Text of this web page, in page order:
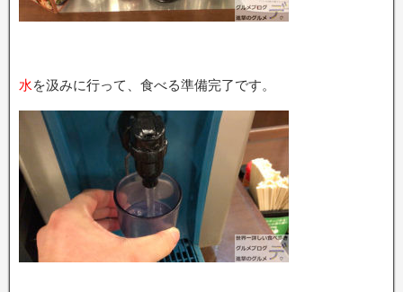
水を汲みに行って、食べる準備完了です。